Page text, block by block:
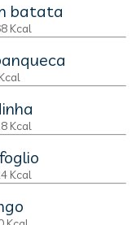
batata
Kcal
Kcal
Kcal